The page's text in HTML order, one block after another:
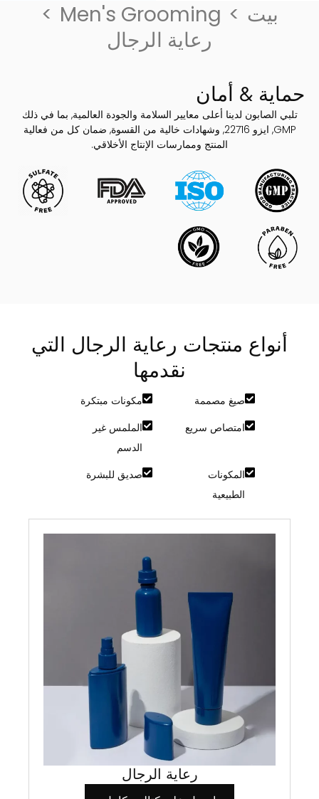
بيت >
Men's Grooming
>
رعاية الرجال
حماية & أمان
تلبي الصابون لدينا أعلى معايير السلامة والجودة العالمية, بما في ذلك
GMP, ايزو 22716, وشهادات خالية من القسوة, ضمان كل من فعالية
المنتج وممارسات الإنتاج الأخلاقي.
أنواع منتجات رعاية الرجال التي
نقدمها
صيغ مصممة
مكونات مبتكرة
امتصاص سريع
الملمس غير
الدسم
المكونات
الطبيعية
صديق للبشرة
رعاية الرجال